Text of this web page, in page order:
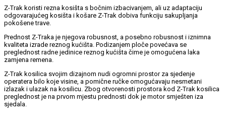
Z-Trak koristi rezna kosišta s bočnim izbacivanjem, ali uz adaptaciju
odgovarajućeg kosišta i košare Z-Trak dobiva funkciju sakupljanja
pokošene trave.
Prednost Z-Traka je njegova robusnost, a posebno robusnost i iznimna
kvaliteta izrade reznog kućišta. Podizanjem ploče povećava se
preglednost radne jedinice reznog kućišta čime je omogućena laka
zamjena remena.
Z-Trak kosilica svojim dizajnom nudi ogromni prostor za sjedenje
operatera bilo koje visine, a pomične ručke omogućavaju nesmetani
izlazak i ulazak na kosilicu. Zbog otvorenosti prostora kod Z-Trak kosilica
preglednost je na prvom mjestu prednosti dok je motor smješten iza
sjedala.